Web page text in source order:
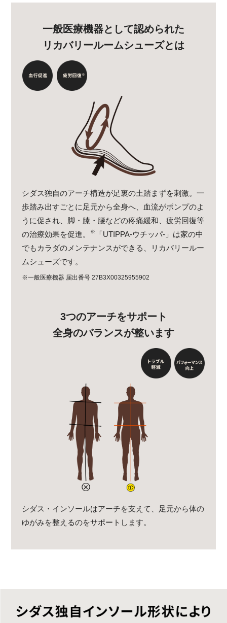
一般医療機器として認められた
リカバリールームシューズとは
シダス独自のアーチ構造が足裏の土踏まずを刺激。一
歩踏み出すごとに足元から全身へ、血流がポンプのよ
うに促され、脚・膝・腰などの疼痛緩和、疲労回復等
の治療効果を促進。
※
「UTIPPA-ウチッパ-」は家の中
でもカラダのメンテナンスができる、リカバリールー
ムシューズです。
※一般医療機器 届出番号 27B3X00325955902
3つのアーチをサポート
全身のバランスが整います
シダス・インソールはアーチを支えて、足元から体の
ゆがみを整えるのをサポートします。